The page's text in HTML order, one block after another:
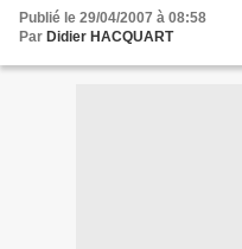
Publié le 29/04/2007 à 08:58
Par Didier HACQUART